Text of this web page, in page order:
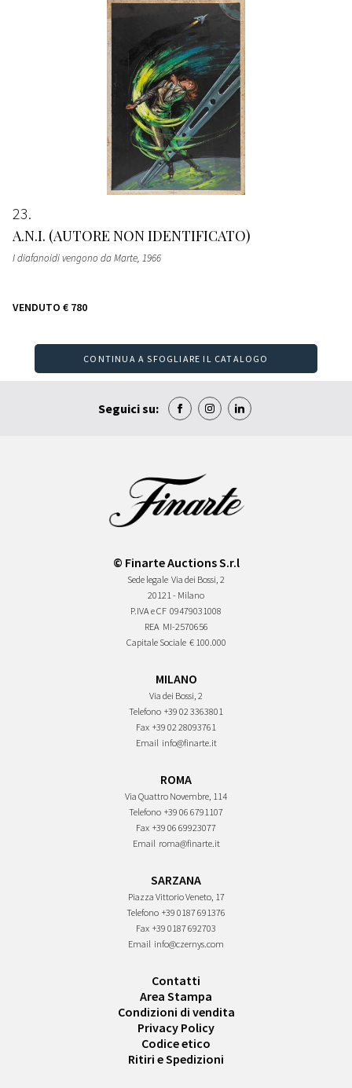
23
A.N.I. (AUTORE NON IDENTIFICATO)
I diafanoidi vengono da Marte, 1966
VENDUTO € 780
CONTINUA A SFOGLIARE IL CATALOGO
Seguici su:
© Finarte Auctions S.r.l
Sede legale Via dei Bossi, 2
20121 - Milano
P.IVA e CF 09479031008
REA MI-2570656
Capitale Sociale € 100.000
MILANO
Via dei Bossi, 2
Telefono +39 02 3363801
Fax +39 02 28093761
Email info@finarte.it
ROMA
Via Quattro Novembre, 114
Telefono +39 06 6791107
Fax +39 06 69923077
Email roma@finarte.it
SARZANA
Piazza Vittorio Veneto, 17
Telefono +39 0187 691376
Fax +39 0187 692703
Email info@czernys.com
Contatti
Area Stampa
Condizioni di vendita
Privacy Policy
Codice etico
Ritiri e Spedizioni